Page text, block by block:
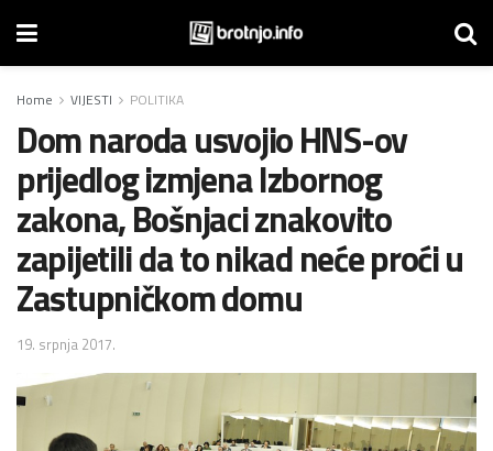
Home VIJESTI POLITIKA
Dom naroda usvojio HNS-ov
prijedlog izmjena Izbornog
zakona, Bošnjaci znakovito
zapijetili da to nikad neće proći u
Zastupničkom domu
19. srpnja 2017.